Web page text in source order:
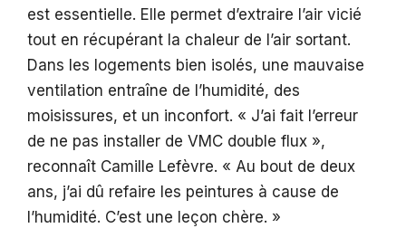
est essentielle. Elle permet d’extraire l’air vicié
tout en récupérant la chaleur de l’air sortant.
Dans les logements bien isolés, une mauvaise
ventilation entraîne de l’humidité, des
moisissures, et un inconfort. « J’ai fait l’erreur
de ne pas installer de VMC double flux »,
reconnaît Camille Lefèvre. « Au bout de deux
ans, j’ai dû refaire les peintures à cause de
l’humidité. C’est une leçon chère. »